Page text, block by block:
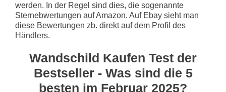
werden. In der Regel sind dies, die sogenannte
Sternebwertungen auf Amazon. Auf Ebay sieht man
diese Bewertungen zb. direkt auf dem Profil des
Händlers.
Wandschild Kaufen Test der
Bestseller - Was sind die 5
besten im Februar 2025?